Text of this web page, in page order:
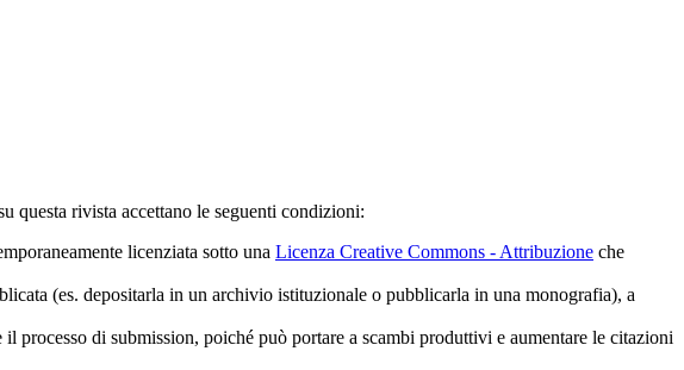
questa rivista accettano le seguenti condizioni:
licenziata sotto una Licenza Creative Commons - Attribuzione che
(es. depositarla in un archivio istituzionale o pubblicarla in una monografia), a
di submission, poiché può portare a scambi produttivi e aumentare le citazioni